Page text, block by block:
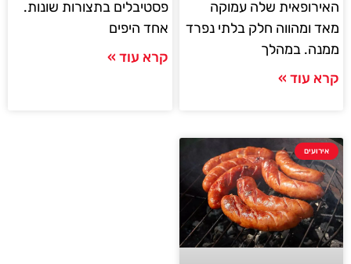
האירופאית שלה עמוקה
מאד ומהווה חלק בלתי נפרד
ממנה. במהלך
קרא עוד »
פסטיבלים בתצורות שונות.
אחד היפים
קרא עוד »
אירועים